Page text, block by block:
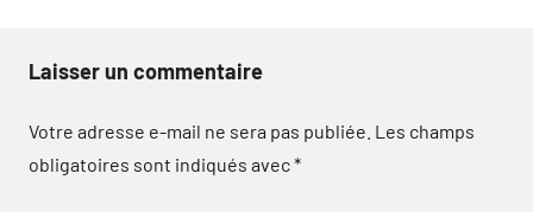
Laisser un commentaire
Votre adresse e-mail ne sera pas publiée. Les champs
obligatoires sont indiqués avec*